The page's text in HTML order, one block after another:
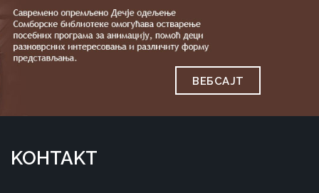
ВЕБСAJТ
KOНTAKT